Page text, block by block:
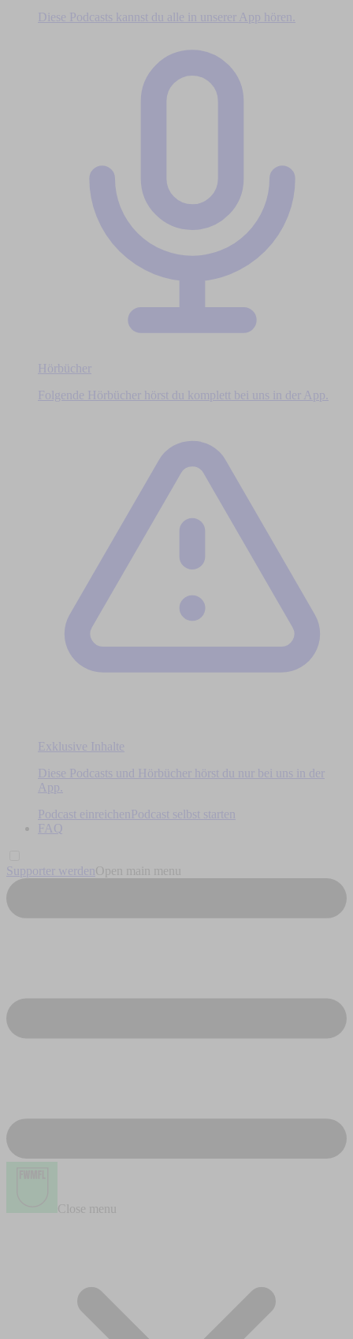
Diese Podcasts kannst du alle in unserer App hören.
Hörbücher
Folgende Hörbücher hörst du komplett bei uns in der App.
Exklusive Inhalte
Diese Podcasts und Hörbücher hörst du nur bei uns in der
App.
Podcast einreichen
Podcast selbst starten
FAQ
Supporter werden Open main menu
Close menu